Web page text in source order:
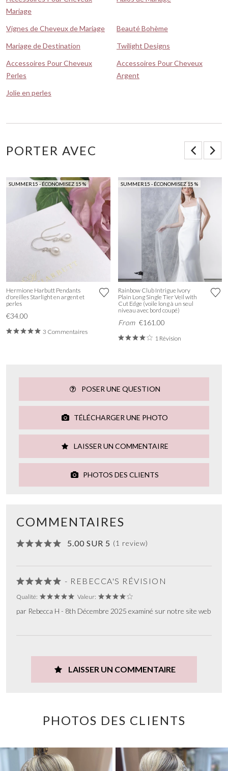
Mariage
Vignes de Cheveux de Mariage
Beauté Bohème
Mariage de Destination
Twilight Designs
Accessoires Pour Cheveux
Perles
Accessoires Pour Cheveux
Argent
Jolie en perles
PORTER AVEC
SUMMER15 - ÉCONOMISEZ 15 %
Hermione Harbutt Pendants
d'oreilles Starlight en argent et
perles
€34.00
3 Commentaires
SUMMER15 - ÉCONOMISEZ 15 %
Rainbow Club Intrigue Ivory
Plain Long Single Tier Veil with
Cut Edge (voile long à un seul
niveau avec bord coupé)
From €161.00
1 Révision
POSER UNE QUESTION
TÉLÉCHARGER UNE PHOTO
LAISSER UN COMMENTAIRE
PHOTOS DES CLIENTS
COMMENTAIRES
5.00 SUR 5 (1 review)
- REBECCA'S RÉVISION
Qualité: Valeur:
par Rebecca H - 8th Décembre 2025 examiné sur notre site web
LAISSER UN COMMENTAIRE
PHOTOS DES CLIENTS